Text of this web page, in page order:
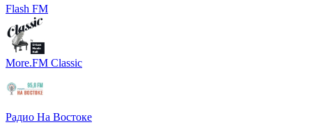
Flash FM
More.FM Classic
Радио На Востоке